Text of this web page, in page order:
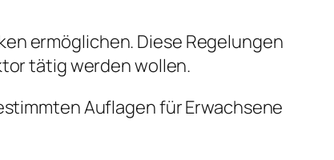
ermöglichen. Diese Regelungen
tätig werden wollen.
Auflagen für Erwachsene